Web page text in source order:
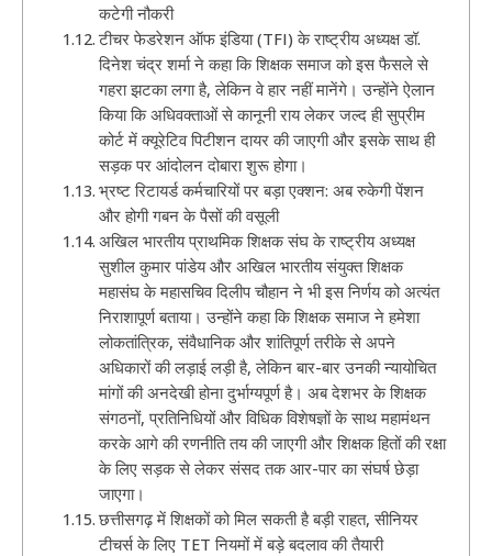
कटेगी नौकरी
टीचर फेडरेशन ऑफ इंडिया (TFI) के राष्ट्रीय अध्यक्ष डॉ.
दिनेश चंद्र शर्मा ने कहा कि शिक्षक समाज को इस फैसले से
गहरा झटका लगा है, लेकिन वे हार नहीं मानेंगे। उन्होंने ऐलान
किया कि अधिवक्ताओं से कानूनी राय लेकर जल्द ही सुप्रीम
कोर्ट में क्यूरेटिव पिटीशन दायर की जाएगी और इसके साथ ही
सड़क पर आंदोलन दोबारा शुरू होगा।
भ्रष्ट रिटायर्ड कर्मचारियों पर बड़ा एक्शन: अब रुकेगी पेंशन
और होगी गबन के पैसों की वसूली
अखिल भारतीय प्राथमिक शिक्षक संघ के राष्ट्रीय अध्यक्ष
सुशील कुमार पांडेय और अखिल भारतीय संयुक्त शिक्षक
महासंघ के महासचिव दिलीप चौहान ने भी इस निर्णय को अत्यंत
निराशापूर्ण बताया। उन्होंने कहा कि शिक्षक समाज ने हमेशा
लोकतांत्रिक, संवैधानिक और शांतिपूर्ण तरीके से अपने
अधिकारों की लड़ाई लड़ी है, लेकिन बार-बार उनकी न्यायोचित
मांगों की अनदेखी होना दुर्भाग्यपूर्ण है। अब देशभर के शिक्षक
संगठनों, प्रतिनिधियों और विधिक विशेषज्ञों के साथ महामंथन
करके आगे की रणनीति तय की जाएगी और शिक्षक हितों की रक्षा
के लिए सड़क से लेकर संसद तक आर-पार का संघर्ष छेड़ा
जाएगा।
छत्तीसगढ़ में शिक्षकों को मिल सकती है बड़ी राहत, सीनियर
टीचर्स के लिए TET नियमों में बड़े बदलाव की तैयारी